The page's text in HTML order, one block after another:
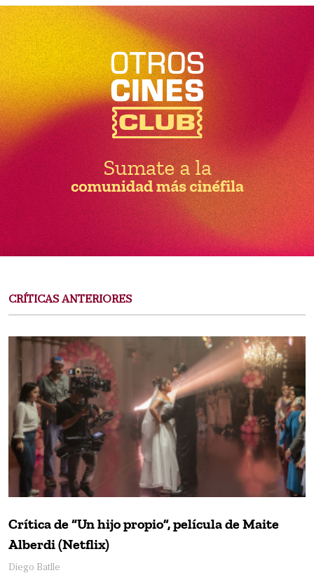
CRÍTICAS ANTERIORES
Crítica de “Un hijo propio”, película de Maite
Alberdi (Netflix)
Diego Batlle